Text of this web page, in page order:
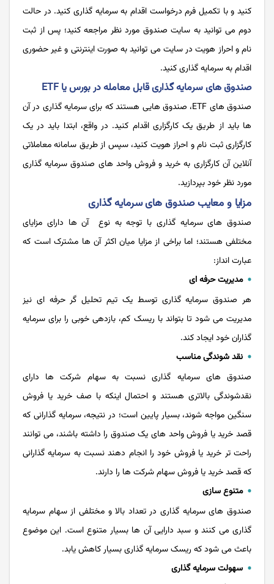
کنید و با تکمیل فرم درخواست اقدام به سرمایه گذاری کنید. در حالت
دوم می توانید به سایت صندوق مورد نظر مراجعه کنید؛ پس از ثبت
نام و احراز هویت در سایت می توانید به صورت اینترنتی و غیر حضوری
اقدام به سرمایه گذاری کنید.
صندوق های سرمایه گذاری قابل معامله در بورس یا ETF
صندوق های ETF، صندوق هایی هستند که برای سرمایه گذاری در آن
ها باید از طریق یک کارگزاری اقدام کنید. در واقع، ابتدا باید در یک
کارگزاری ثبت نام و احراز هویت کنید، سپس از طریق سامانه معاملاتی
آنلاین آن کارگزاری به خرید و فروش واحد های صندوق سرمایه گذاری
مورد نظر خود بپردازید.
مزایا و معایب صندوق های سرمایه گذاری
صندوق های سرمایه گذاری با توجه به نوع آن ها دارای مزایای
مختلفی هستند؛ اما براخی از مزایا میان اکثر آن ها مشترک است که
عبارت انداز:
مدیریت حرفه‌ ای
هر صندوق سرمایه گذاری توسط یک تیم تحلیل گر حرفه ای نیز
مدیریت می شود تا بتواند با ریسک کم، بازدهی خوبی را برای سرمایه
گذاران خود ایجاد کند.
نقد شوندگی مناسب
صندوق های سرمایه گذاری نسبت به سهام شرکت ها دارای
نقدشوندگی بالاتری هستند و احتمال اینکه با صف خرید یا فروش
سنگین مواجه شوند، بسیار پایین است؛ در نتیجه، سرمایه گذارانی که
قصد خرید یا فروش واحد های یک صندوق را داشته باشند، می توانند
راحت تر خرید یا فروش خود را انجام دهند نسبت به سرمایه گذارانی
که قصد خرید یا فروش سهام شرکت ها را دارند.
متنوع سازی
صندوق های سرمایه گذاری در تعداد بالا و مختلفی از سهام سرمایه
گذاری می کنند و سبد دارایی آن‌ ها بسیار متنوع است. این موضوع
باعث می‌ شود که ریسک سرمایه گذاری بسیار کاهش یابد.
سهولت سرمایه گذاری